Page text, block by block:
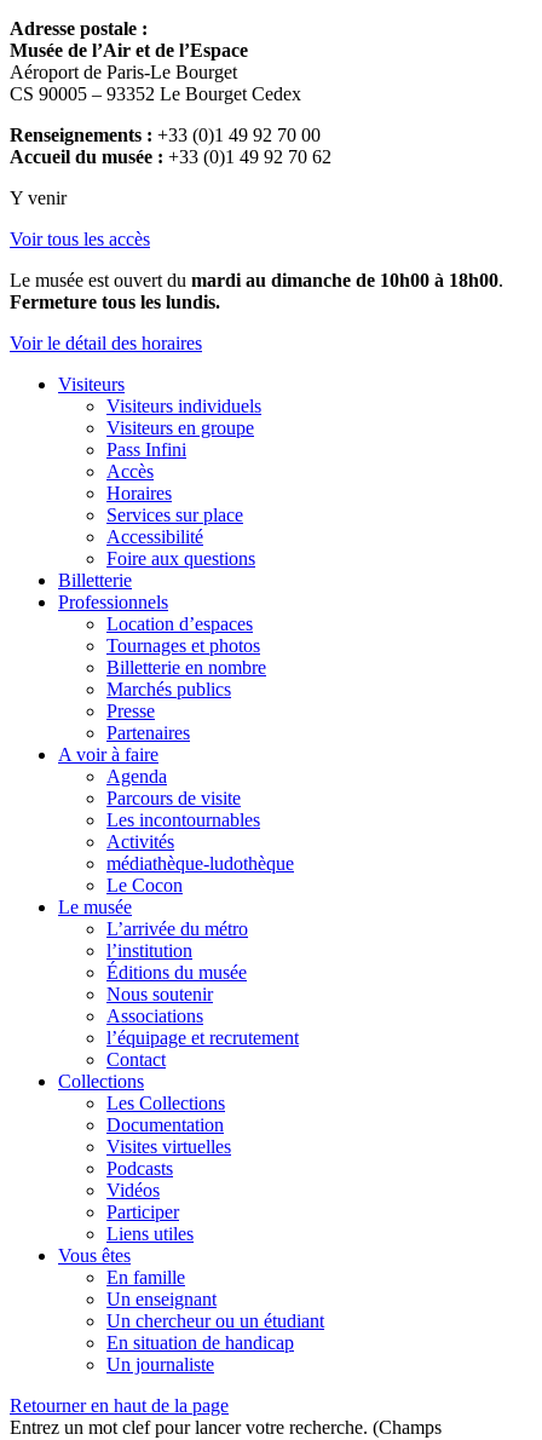
Adresse postale :
Musée de l’Air et de l’Espace
Aéroport de Paris-Le Bourget
CS 90005 – 93352 Le Bourget Cedex
Renseignements : +33 (0)1 49 92 70 00
Accueil du musée : +33 (0)1 49 92 70 62
Y venir
Voir tous les accès
Le musée est ouvert du mardi au dimanche de 10h00 à 18h00.
Fermeture tous les lundis.
Voir le détail des horaires
Visiteurs
Visiteurs individuels
Visiteurs en groupe
Pass Infini
Accès
Horaires
Services sur place
Accessibilité
Foire aux questions
Billetterie
Professionnels
Location d’espaces
Tournages et photos
Billetterie en nombre
Marchés publics
Presse
Partenaires
A voir à faire
Agenda
Parcours de visite
Les incontournables
Activités
médiathèque-ludothèque
Le Cocon
Le musée
L’arrivée du métro
l’institution
Éditions du musée
Nous soutenir
Associations
l’équipage et recrutement
Contact
Collections
Les Collections
Documentation
Visites virtuelles
Podcasts
Vidéos
Participer
Liens utiles
Vous êtes
En famille
Un enseignant
Un chercheur ou un étudiant
En situation de handicap
Un journaliste
Retourner en haut de la page
Entrez un mot clef pour lancer votre recherche. (Champs